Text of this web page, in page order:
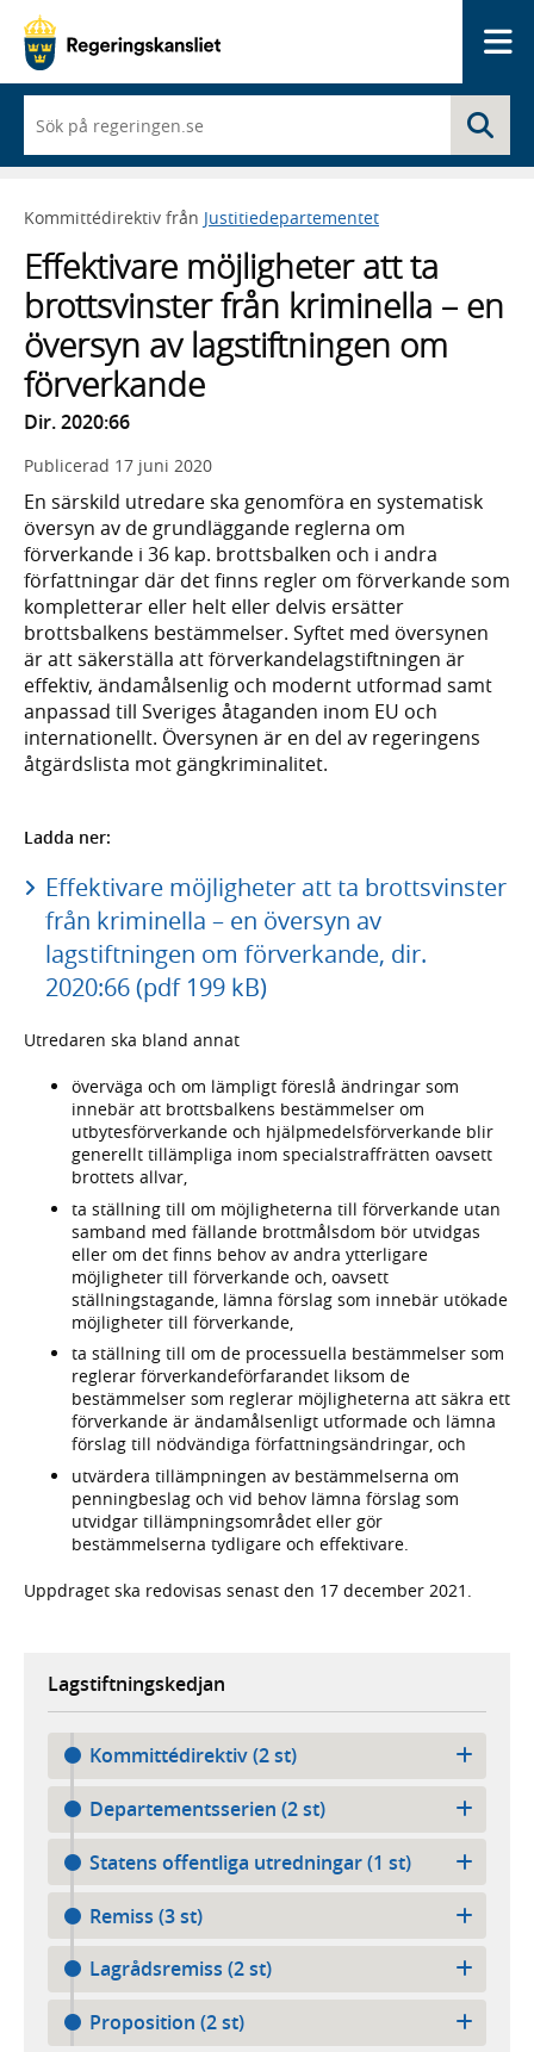
du
börjar
skriva
framträder
lista
med
sökförslag
Kommittédirektiv från Justitiedepartementet
Effektivare möjligheter att ta
brottsvinster från kriminella – en
översyn av lagstiftningen om
förverkande
Dir. 2020:66
Publicerad 17 juni 2020
En särskild utredare ska genomföra en systematisk
översyn av de grundläggande reglerna om
förverkande i 36 kap. brottsbalken och i andra
författningar där det finns regler om förverkande som
kompletterar eller helt eller delvis ersätter
brottsbalkens bestämmelser. Syftet med översynen
är att säkerställa att förverkandelagstiftningen är
effektiv, ändamålsenlig och modernt utformad samt
anpassad till Sveriges åtaganden inom EU och
internationellt. Översynen är en del av regeringens
åtgärdslista mot gängkriminalitet.
Ladda ner:
Effektivare möjligheter att ta brottsvinster
från kriminella – en översyn av
lagstiftningen om förverkande, dir.
2020:66 (pdf 199 kB)
Utredaren ska bland annat
överväga och om lämpligt föreslå ändringar som
innebär att brottsbalkens bestämmelser om
utbytesförverkande och hjälpmedelsförverkande blir
generellt tillämpliga inom specialstraffrätten oavsett
brottets allvar,
ta ställning till om möjligheterna till förverkande utan
samband med fällande brottmålsdom bör utvidgas
eller om det finns behov av andra ytterligare
möjligheter till förverkande och, oavsett
ställningstagande, lämna förslag som innebär utökade
möjligheter till förverkande,
ta ställning till om de processuella bestämmelser som
reglerar förverkandeförfarandet liksom de
bestämmelser som reglerar möjligheterna att säkra ett
förverkande är ändamålsenligt utformade och lämna
förslag till nödvändiga författningsändringar, och
utvärdera tillämpningen av bestämmelserna om
penningbeslag och vid behov lämna förslag som
utvidgar tillämpningsområdet eller gör
bestämmelserna tydligare och effektivare.
Uppdraget ska redovisas senast den 17 december 2021.
Lagstiftningskedjan
Kommittédirektiv (2 st)
Departementsserien (2 st)
Statens offentliga utredningar (1 st)
Remiss (3 st)
Lagrådsremiss (2 st)
Proposition (2 st)